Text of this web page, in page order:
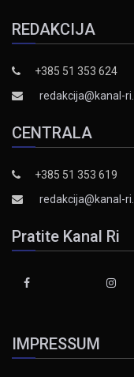
REDAKCIJA
+385 51 353 624
redakcija@kanal-
CENTRALA
+385 51 353 619
redakcija@kanal-
Pratite Kanal Ri
IMPRESSUM